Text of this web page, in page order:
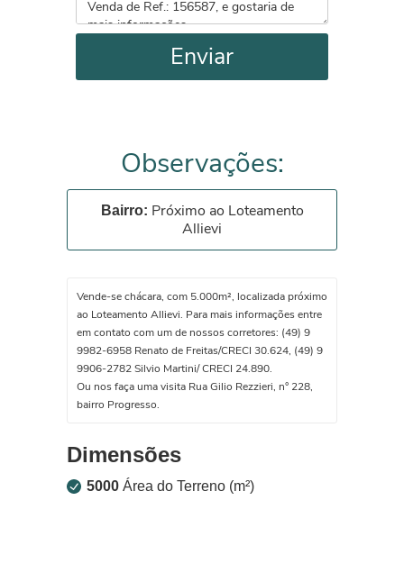
Enviar
Observações:
Bairro: Próximo ao Loteamento
Allievi
Vende-se chácara, com 5.000m², localizada próximo
ao Loteamento Allievi. Para mais informações entre
em contato com um de nossos corretores: (49) 9
9982-6958 Renato de Freitas/CRECI 30.624, (49) 9
9906-2782 Silvio Martini/ CRECI 24.890.
Ou nos faça uma visita Rua Gilio Rezzieri, n° 228,
bairro Progresso.
Dimensões
5000 Área do Terreno (m²)